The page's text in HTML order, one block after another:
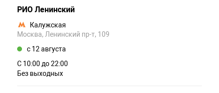
РИО Ленинский
Калужская
Москва, Ленинский пр-т, 109
c 12 августа
С 10:00 до 22:00
Без выходных